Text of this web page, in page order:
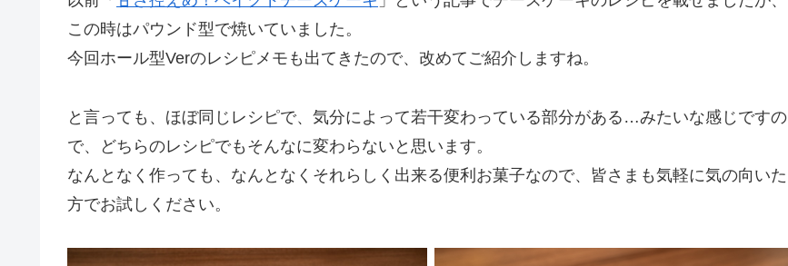
この時はパウンド型で焼いていました。
今回ホール型Verのレシピメモも出てきたので、改めてご紹介しますね。
と言っても、ほぼ同じレシピで、気分によって若干変わっている部分がある…みたいな感じですの
で、どちらのレシピでもそんなに変わらないと思います。
なんとなく作っても、なんとなくそれらしく出来る便利お菓子なので、皆さまも気軽に気の向いた
方でお試しください。